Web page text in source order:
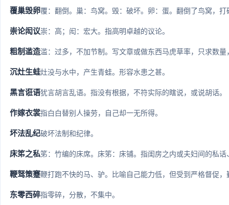
覆巢毁卵覆：翻倒。巢：鸟窝。毁：破坏。卵：蛋。翻倒了鸟窝，
崇论闳议崇：高；闳：宏大。指高明卓越的议论。
粗制滥造滥：过多，不加节制。写文章或做东西马虎草率，只求数量
沉灶生蛙灶没与水中，产生青蛙。形容水患之甚。
黑言诳语犹言胡言乱语。指没有根据，不符实际的瞎说，或说胡话。
作嫁衣裳指白白替别人操劳，自己却一无所得。
坏法乱纪破坏法制和纪律。
床笫之私笫：竹编的床席。床笫：床铺。指闺房之内或夫妇间的私话
鞭驽策蹇鞭打跑不快的马、驴。比喻自己能力低，但受到严格督促
东零西碎指零碎，分散，不集中。